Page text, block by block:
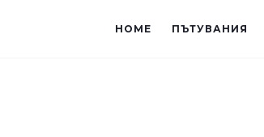
HOME ПЪТУВАНИЯ